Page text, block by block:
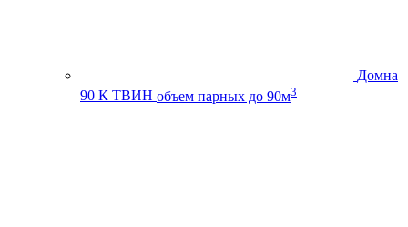
Домна
90 К ТВИН объем парных до 90м3